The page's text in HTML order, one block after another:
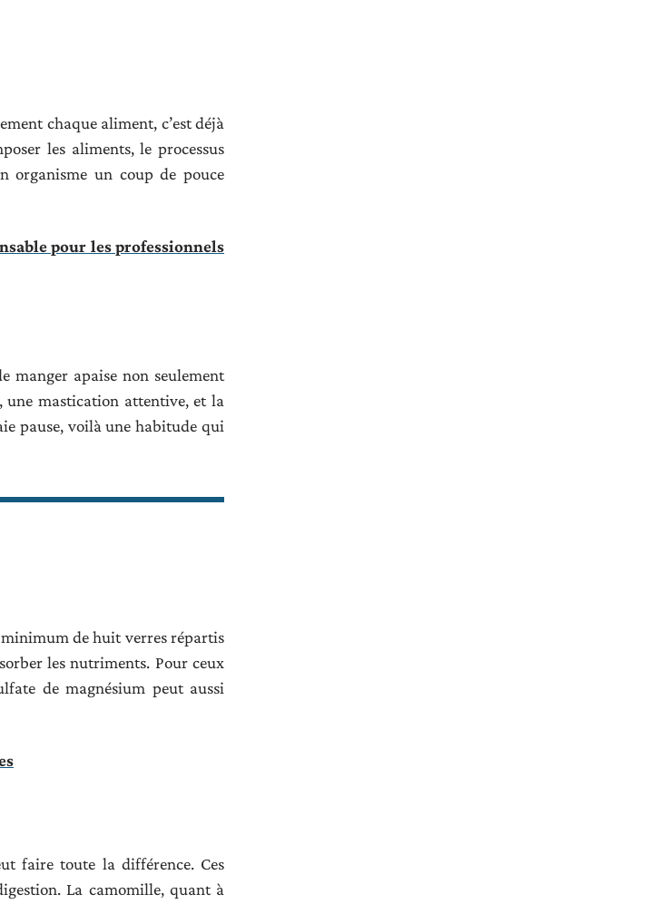
chaque aliment, c’est déjà
les aliments, le processus
organisme un coup de pouce
pour les professionnels
manger apaise non seulement
une mastication attentive, et la
pause, voilà une habitude qui
minimum de huit verres répartis
les nutriments. Pour ceux
de magnésium peut aussi
faire toute la différence. Ces
La camomille, quant à